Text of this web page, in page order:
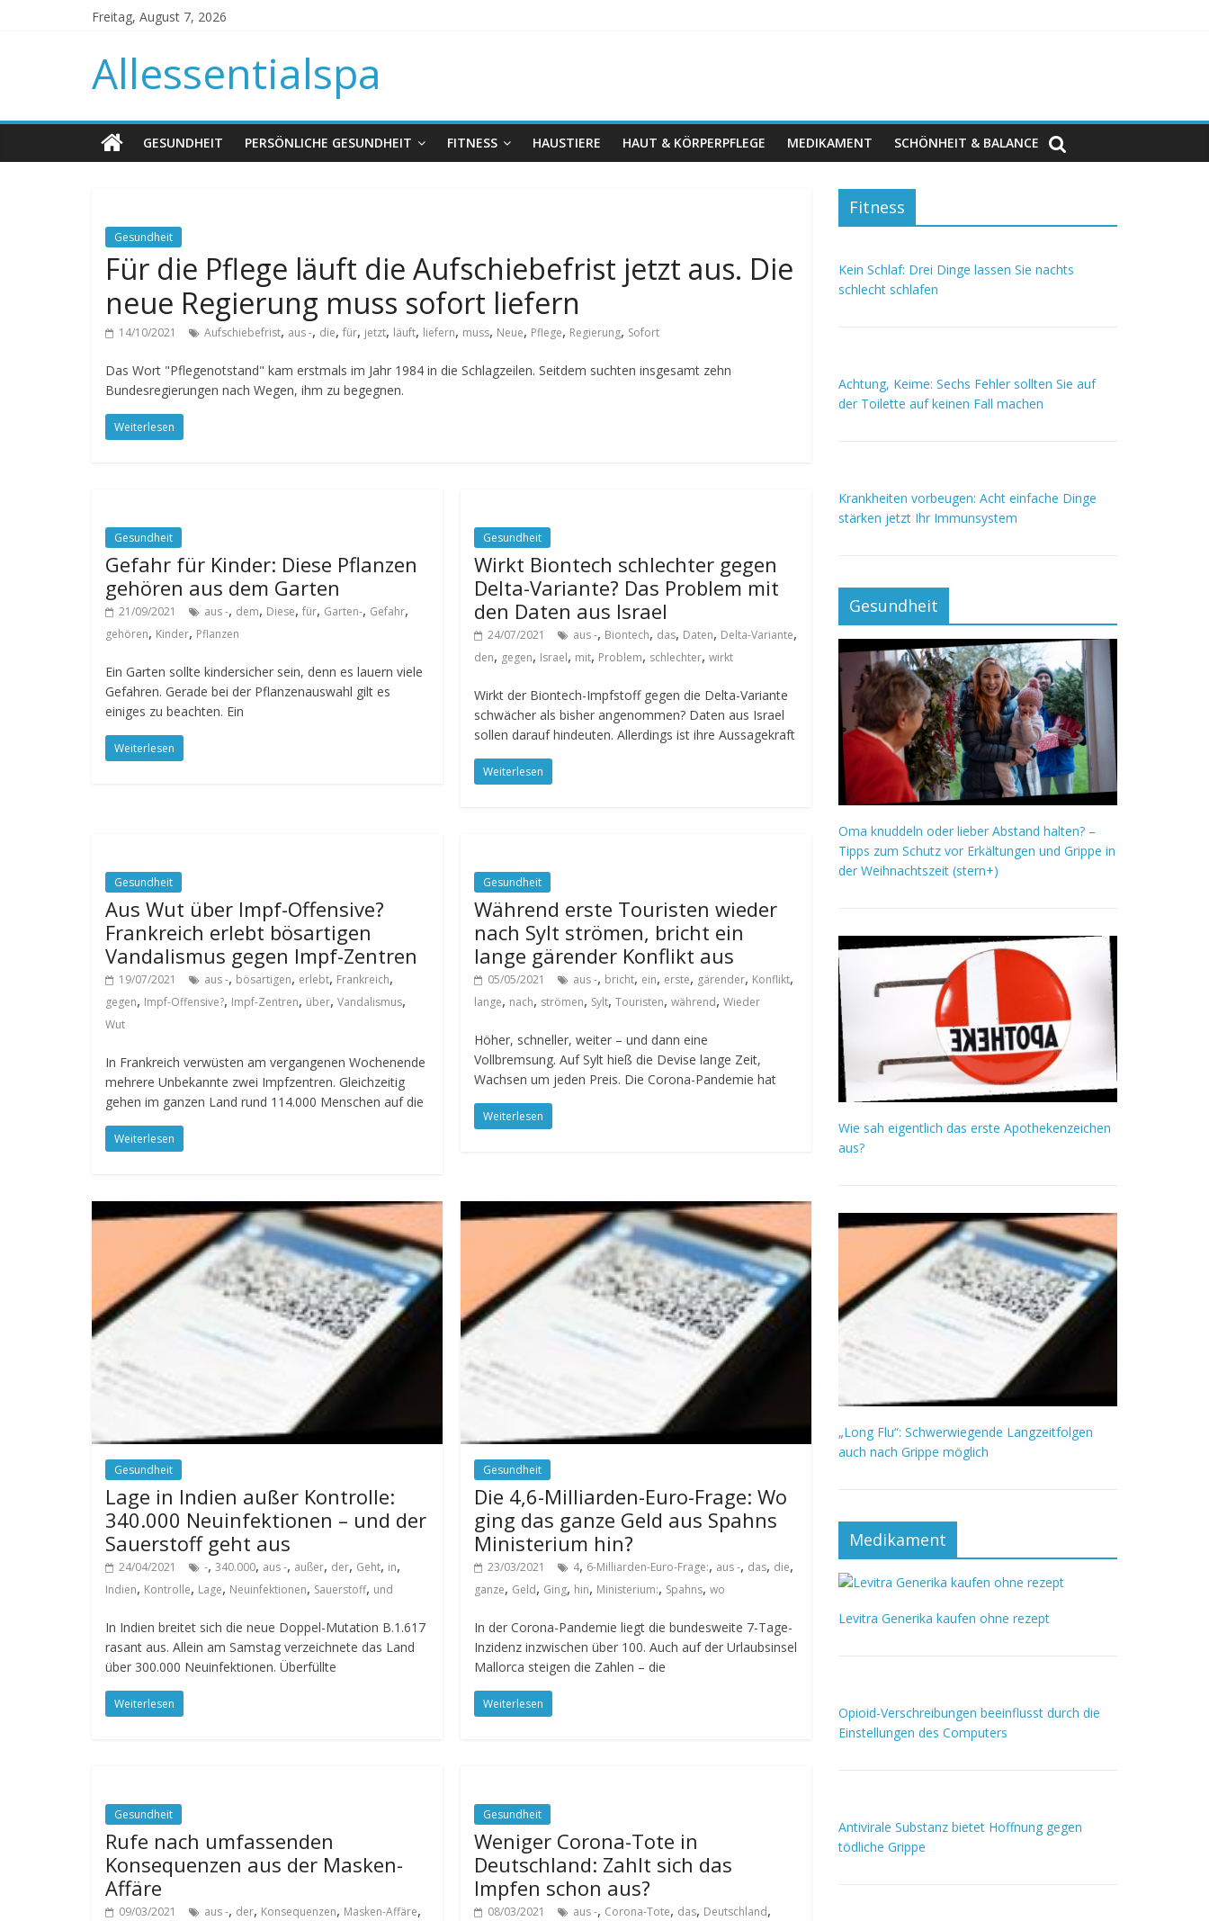
Freitag, August 7, 2026
Allessentialspa
GESUNDHEIT PERSÖNLICHE GESUNDHEIT FITNESS HAUSTIERE HAUT & KÖRPERPFLEGE MEDIKAMENT SCHÖNHEIT & BALANCE
Gesundheit
Für die Pflege läuft die Aufschiebefrist jetzt aus. Die
neue Regierung muss sofort liefern
14/10/2021 Aufschiebefrist, aus -, die, für, jetzt, läuft, liefern, muss, Neue, Pflege, Regierung, Sofort
Das Wort "Pflegenotstand" kam erstmals im Jahr 1984 in die Schlagzeilen. Seitdem suchten insgesamt zehn
Bundesregierungen nach Wegen, ihm zu begegnen.
Weiterlesen
Gesundheit
Gefahr für Kinder: Diese Pflanzen
gehören aus dem Garten
21/09/2021 aus -, dem, Diese, für, Garten-, Gefahr,
gehören, Kinder, Pflanzen
Ein Garten sollte kindersicher sein, denn es lauern viele
Gefahren. Gerade bei der Pflanzenauswahl gilt es
einiges zu beachten. Ein
Weiterlesen
Gesundheit
Wirkt Biontech schlechter gegen
Delta-Variante? Das Problem mit
den Daten aus Israel
24/07/2021 aus -, Biontech, das, Daten, Delta-Variante,
den, gegen, Israel, mit, Problem, schlechter,wirkt
Wirkt der Biontech-Impfstoff gegen die Delta-Variante
schwächer als bisher angenommen? Daten aus Israel
sollen darauf hindeuten. Allerdings ist ihre Aussagekraft
Weiterlesen
Gesundheit
Aus Wut über Impf-Offensive?
Frankreich erlebt bösartigen
Vandalismus gegen Impf-Zentren
19/07/2021 aus -, bösartigen, erlebt, Frankreich,
gegen, Impf-Offensive?, Impf-Zentren, über, Vandalismus,
Wut
In Frankreich verwüsten am vergangenen Wochenende
mehrere Unbekannte zwei Impfzentren. Gleichzeitig
gehen im ganzen Land rund 114.000 Menschen auf die
Weiterlesen
Gesundheit
Während erste Touristen wieder
nach Sylt strömen, bricht ein
lange gärender Konflikt aus
05/05/2021 aus -, bricht, ein, erste, gärender, Konflikt,
lange, nach, strömen, Sylt,Touristen,während,Wieder
Höher, schneller, weiter – und dann eine
Vollbremsung. Auf Sylt hieß die Devise lange Zeit,
Wachsen um jeden Preis. Die Corona-Pandemie hat
Weiterlesen
Gesundheit
Lage in Indien außer Kontrolle:
340.000 Neuinfektionen – und der
Sauerstoff geht aus
24/04/2021 -, 340.000, aus -, außer, der, Geht, in,
Indien, Kontrolle, Lage, Neuinfektionen, Sauerstoff, und
In Indien breitet sich die neue Doppel-Mutation B.1.617
rasant aus. Allein am Samstag verzeichnete das Land
über 300.000 Neuinfektionen. Überfüllte
Weiterlesen
Gesundheit
Die 4,6-Milliarden-Euro-Frage: Wo
ging das ganze Geld aus Spahns
Ministerium hin?
23/03/2021 4, 6-Milliarden-Euro-Frage:, aus -, das, die,
ganze, Geld, Ging, hin, Ministerium:, Spahns,wo
In der Corona-Pandemie liegt die bundesweite 7-Tage-
Inzidenz inzwischen über 100. Auch auf der Urlaubsinsel
Mallorca steigen die Zahlen – die
Weiterlesen
Gesundheit
Rufe nach umfassenden
Konsequenzen aus der Masken-
Affäre
09/03/2021 aus -, der, Konsequenzen, Masken-Affäre,
Gesundheit
Weniger Corona-Tote in
Deutschland: Zahlt sich das
Impfen schon aus?
08/03/2021 aus -, Corona-Tote, das, Deutschland,
Fitness
Kein Schlaf: Drei Dinge lassen Sie nachts
schlecht schlafen
Achtung, Keime: Sechs Fehler sollten Sie auf
der Toilette auf keinen Fall machen
Krankheiten vorbeugen: Acht einfache Dinge
stärken jetzt Ihr Immunsystem
Gesundheit
Oma knuddeln oder lieber Abstand halten? –
Tipps zum Schutz vor Erkältungen und Grippe in
der Weihnachtszeit (stern+)
Wie sah eigentlich das erste Apothekenzeichen
aus?
„Long Flu“: Schwerwiegende Langzeitfolgen
auch nach Grippe möglich
Medikament
Levitra Generika kaufen ohne rezept
Opioid-Verschreibungen beeinflusst durch die
Einstellungen des Computers
Antivirale Substanz bietet Hoffnung gegen
tödliche Grippe